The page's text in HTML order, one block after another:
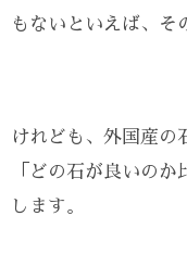
もないといえば、そ
けれども、外国産の
「どの石が良いの
します。